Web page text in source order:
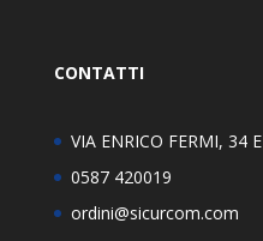
CONTATTI
VIA ENRICO FERMI, 34
0587 420019
ordini@sicurcom.com